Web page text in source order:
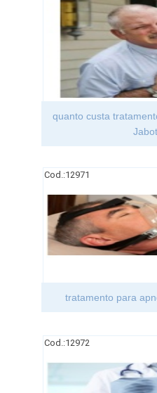
quanto custa
Cod.:12971
tratamento para
Cod.:12972